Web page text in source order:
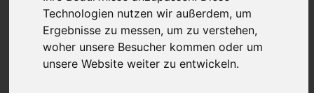
Technologien nutzen wir außerdem, um
Ergebnisse zu messen, um zu verstehen,
woher unsere Besucher kommen oder um
unsere Website weiter zu entwickeln.
DIE NEUE APOTHEKE
kein Versand - nur Botenlieferung oder Selbstabholung
Ersparnis: 50 % oder 3,34 €